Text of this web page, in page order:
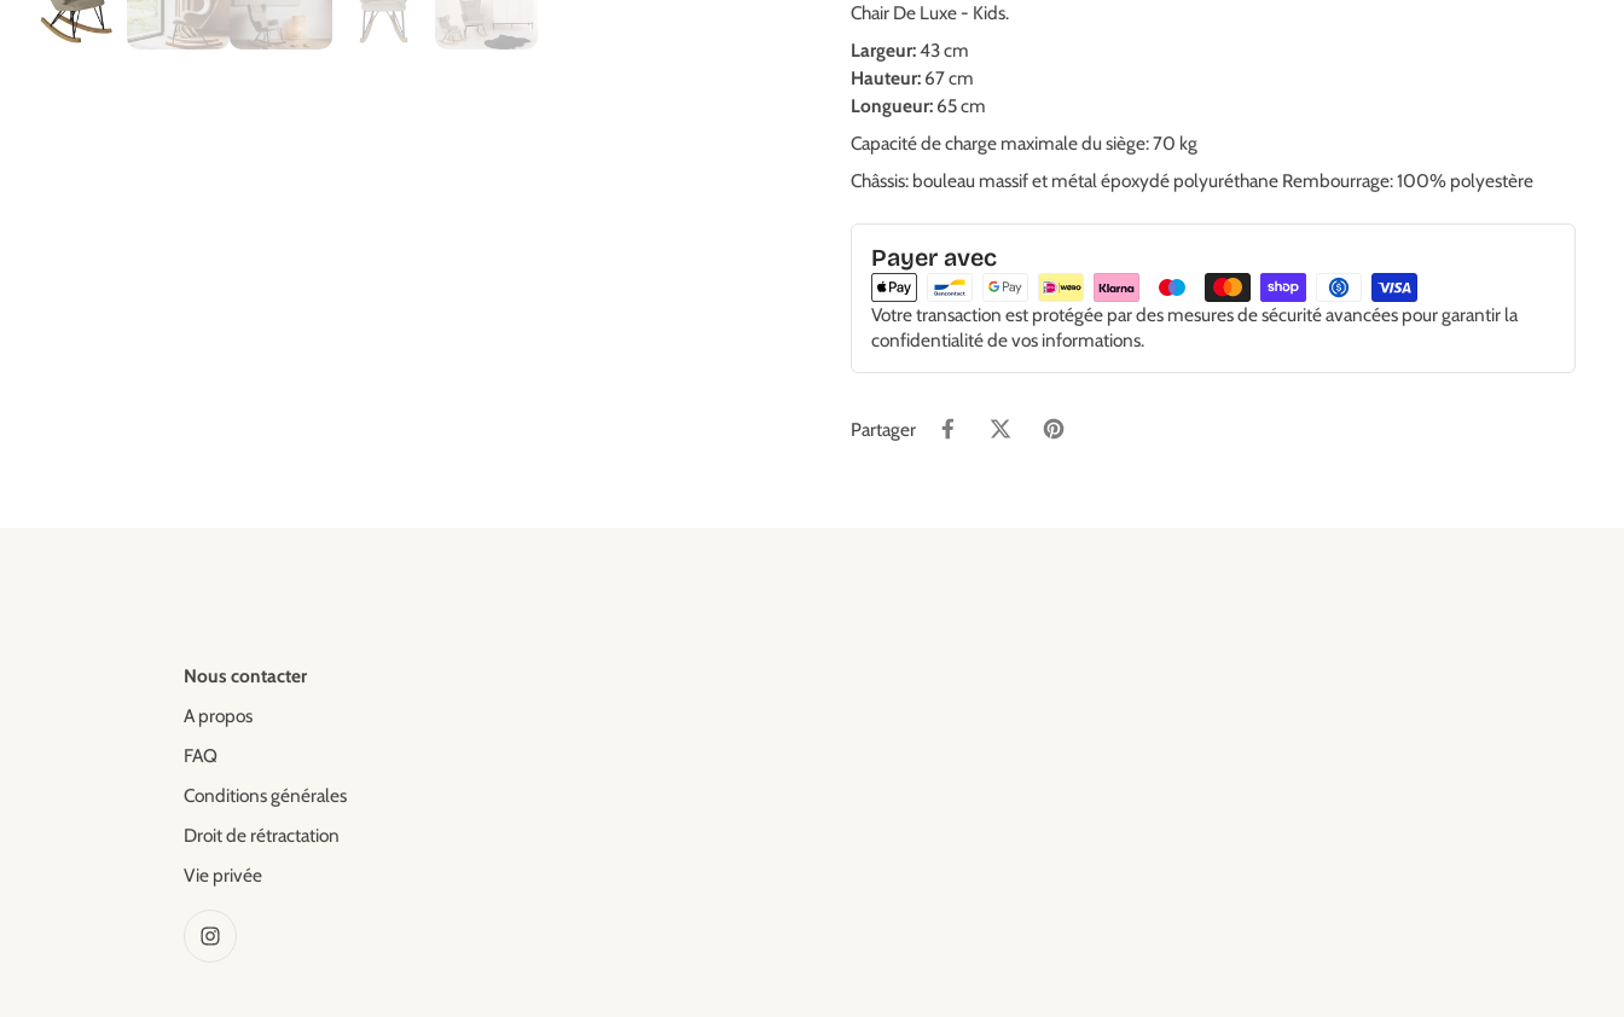
Chair De Luxe - Kids.
Largeur:43 cm
Hauteur: 67 cm
Longueur: 65 cm
Capacité de charge maximale du siège: 70 kg
Châssis: bouleau massif et métal époxydé polyuréthane Rembourrage: 100% polyestère
Payer avec
Votre transaction est protégée par des mesures de sécurité avancées pour garantir la
confidentialité de vos informations.
Partager
Nous contacter
A propos
FAQ
Conditions générales
Droit de rétractation
Vie privée